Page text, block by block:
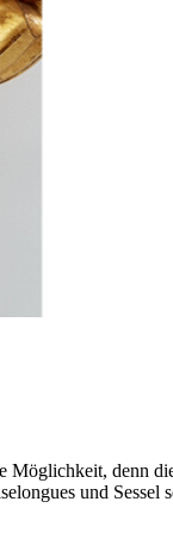
Möglichkeit, denn
und Sessel